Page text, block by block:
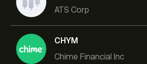
ATS Corp
CHYM
Chime Financial Inc